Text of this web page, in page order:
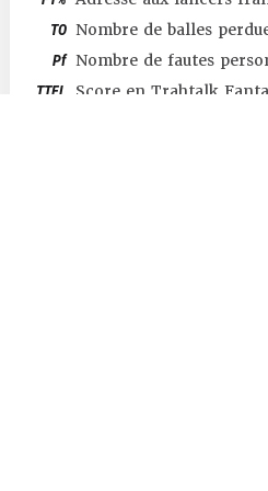
TO Nombre de balles
Pf Nombre de fautes
TTFL Score en Trahtalk